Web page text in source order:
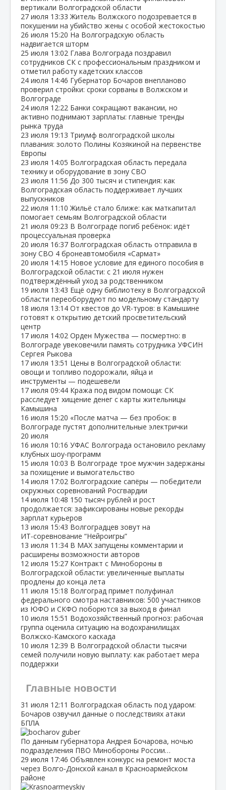
вертикали Волгоградской области
27 июля 13:33 Житель Волжского подозревается в
покушении на убийство жены с особой жестокостью
26 июля 15:20 На Волгоградскую область
надвигается шторм
25 июля 13:02 Глава Волгограда поздравил
сотрудников СК с профессиональным праздником и
отметил работу кадетских классов
24 июля 14:46 Губернатор Бочаров внепланово
проверил стройки: сроки сорваны в Волжском и
Волгограде
24 июля 12:22 Банки сокращают вакансии, но
активно поднимают зарплаты: главные тренды
рынка труда
23 июля 19:13 Триумф волгоградской школы
плавания: золото Полины Козякиной на первенстве
Европы
23 июля 14:05 Волгоградская область передала
технику и оборудование в зону СВО
23 июля 11:56 До 300 тысяч и стипендия: как
Волгоградская область поддерживает лучших
выпускников
22 июля 11:10 Жильё стало ближе: как маткапитал
помогает семьям Волгоградской области
21 июля 09:23 В Волгограде погиб ребёнок: идёт
процессуальная проверка
20 июля 16:37 Волгоградская область отправила в
зону СВО 4 бронеавтомобиля «Сармат»
20 июля 14:15 Новое условие для единого пособия в
Волгоградской области: с 21 июля нужен
подтверждённый уход за родственником
19 июля 13:43 Ещё одну библиотеку в Волгоградской
области переоборудуют по модельному стандарту
18 июля 13:14 От квестов до VR‑туров: в Камышине
готовят к открытию детский просветительский
центр
17 июля 14:02 Орден Мужества — посмертно: в
Волгограде увековечили память сотрудника УФСИН
Сергея Рыкова
17 июля 13:51 Цены в Волгоградской области:
овощи и топливо подорожали, яйца и
инструменты — подешевели
17 июля 09:44 Кража под видом помощи: СК
расследует хищение денег с карты жительницы
Камышина
16 июля 15:20 «После матча — без пробок: в
Волгограде пустят дополнительные электрички
20 июля
16 июля 10:16 УФАС Волгограда остановило рекламу
клубных шоу‑программ
15 июля 10:03 В Волгограде трое мужчин задержаны
за похищение и вымогательство
14 июля 17:02 Волгоградские сапёры — победители
окружных соревнований Росгвардии
14 июля 10:48 150 тысяч рублей и рост
продолжается: зафиксированы новые рекорды
зарплат курьеров
13 июля 15:43 Волгоградцев зовут на
ИТ‑соревнование “Нейроигры”
13 июля 11:34 В МАХ запущены комментарии и
расширены возможности авторов
12 июля 15:27 Контракт с Минобороны в
Волгоградской области: увеличенные выплаты
продлены до конца лета
11 июля 15:18 Волгоград примет полуфинал
федерального смотра наставников: 500 участников
из ЮФО и СКФО поборются за выход в финал
10 июля 15:51 Водохозяйственный прогноз: рабочая
группа оценила ситуацию на водохранилищах
Волжско‑Камского каскада
10 июля 12:39 В Волгоградской области тысячи
семей получили новую выплату: как работает мера
поддержки
Главные новости
31 июля 12:11 Волгоградская область под ударом:
Бочаров озвучил данные о последствиях атаки
БПЛА
По данным губернатора Андрея Бочарова, ночью
подразделения ПВО Минобороны России…
29 июля 17:46 Объявлен конкурс на ремонт моста
через Волго‑Донской канал в Красноармейском
районе